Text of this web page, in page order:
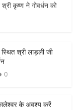
कृष्ण ने गोवर्धन को
श्री लाड़ली जी
0
के अवश्य करें